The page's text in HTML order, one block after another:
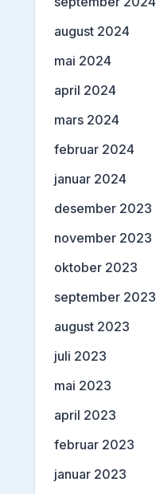
august 2024
mai 2024
april 2024
mars 2024
februar 2024
januar 2024
desember 2023
november 2023
oktober 2023
september 2023
august 2023
juli 2023
mai 2023
april 2023
februar 2023
januar 2023